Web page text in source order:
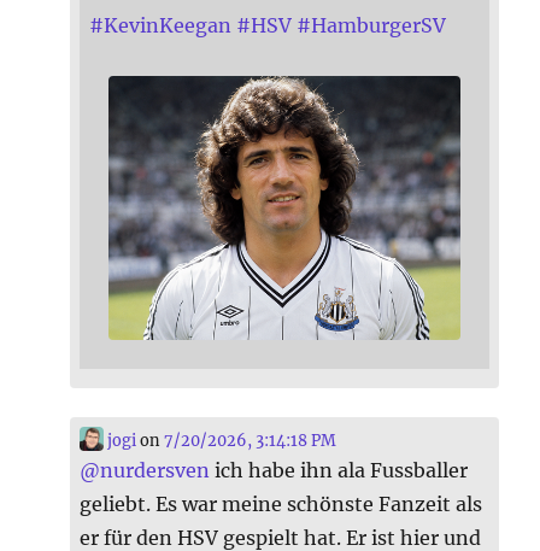
#KevinKeegan #HSV #HamburgerSV
jogi on7/20/2026, 3:14:18 PM
@nurdersven ich habe ihn ala Fussballer
geliebt. Es war meine schönste Fanzeit als
er für den HSV gespielt hat. Er ist hier und